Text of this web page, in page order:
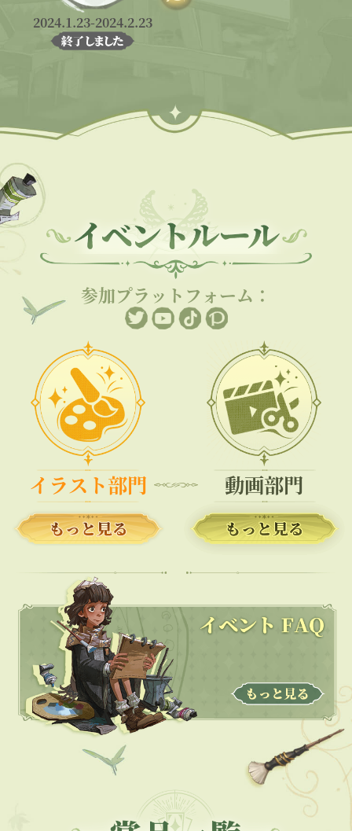
2024.1.23-2024.2.23
参加プラットフォーム：
イラスト部門 動画部門